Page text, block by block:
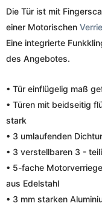
Die Tür ist mit
einer Motorischen
Eine integrierte
des Angebotes.
• Tür einflügelig maß
• Türen mit beidseitig
stark
• 3 umlaufenden
• 3 verstellbaren 3 -
• 5-fache
aus Edelstahl
• 3 mm starken